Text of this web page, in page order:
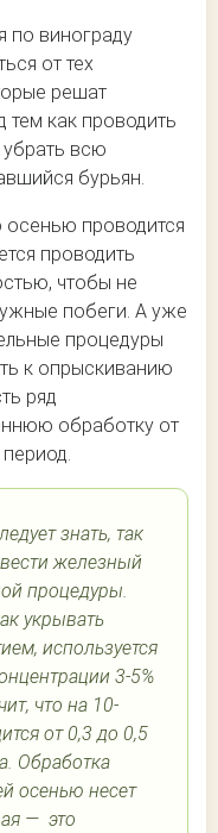
по винограду
от тех
решат
тем как проводить
всю
бурьян.
проводится
проводить
чтобы не
побеги. А уже
процедуры
к опрыскиванию
ряд
обработку от
знать, так
железный
процедуры.
укрывать
используется
3-5%
что на 10-
от 0,3 до 0,5
Обработка
осенью несет
— это